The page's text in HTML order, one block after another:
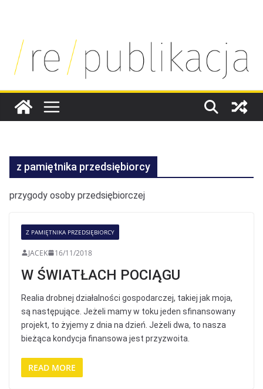
CONTENT
z pamiętnika przedsiębiorcy
przygody osoby przedsiębiorczej
Z PAMIĘTNIKA PRZEDSIĘBIORCY
JACEK 16/11/2018
W ŚWIATŁACH POCIĄGU
Realia drobnej działalności gospodarczej, takiej jak moja,
są następujące. Jeżeli mamy w toku jeden sfinansowany
projekt, to żyjemy z dnia na dzień. Jeżeli dwa, to nasza
bieżąca kondycja finansowa jest przyzwoita.
READ MORE